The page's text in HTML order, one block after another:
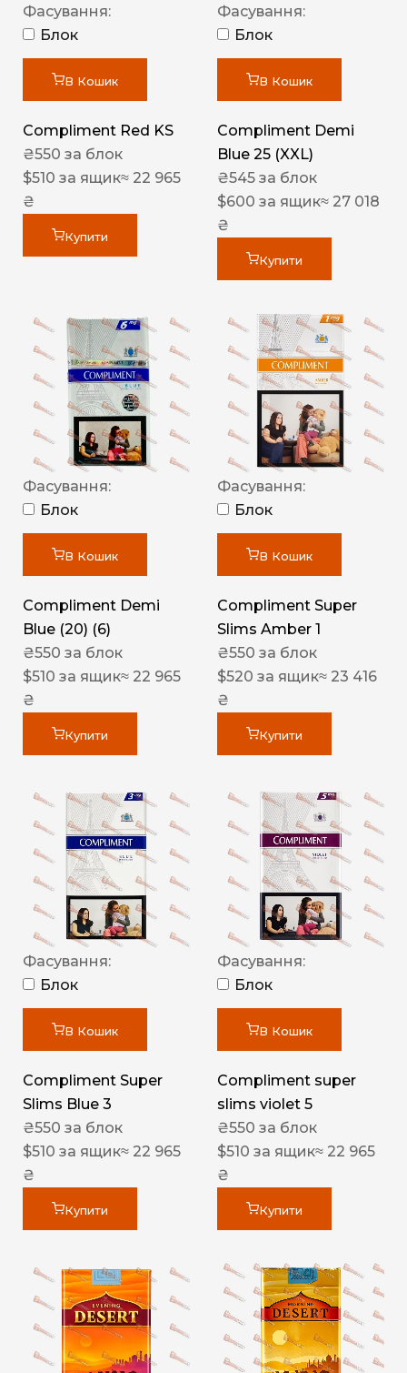
Фасування:
Блок
В Кошик
Compliment Red KS
₴550 за блок
$510 за ящик≈ 22 965
₴
Купити
Фасування:
Блок
В Кошик
Compliment Demi
Blue 25 (XXL)
₴545 за блок
$600 за ящик≈ 27 018
₴
Купити
Фасування:
Блок
В Кошик
Compliment Demi
Blue (20) (6)
₴550 за блок
$510 за ящик≈ 22 965
₴
Купити
Фасування:
Блок
В Кошик
Compliment Super
Slims Amber 1
₴550 за блок
$520 за ящик≈ 23 416
₴
Купити
Фасування:
Блок
В Кошик
Compliment Super
Slims Blue 3
₴550 за блок
$510 за ящик≈ 22 965
₴
Купити
Фасування:
Блок
В Кошик
Compliment super
slims violet 5
₴550 за блок
$510 за ящик≈ 22 965
₴
Купити